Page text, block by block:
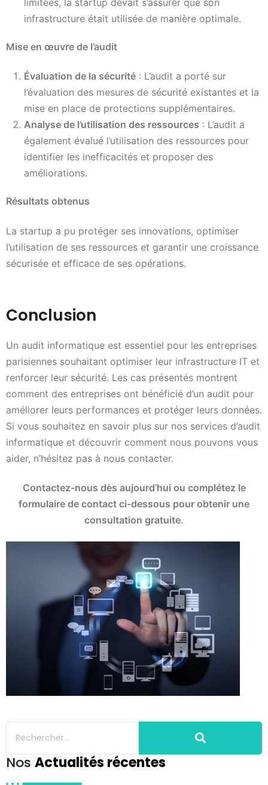
infrastructure était utilisée de manière optimale.
Mise en œuvre de l’audit
Évaluation de la sécurité : L’audit a porté sur
l’évaluation des mesures de sécurité existantes et la
mise en place de protections supplémentaires.
Analyse de l’utilisation des ressources : L’audit a
également évalué l’utilisation des ressources pour
identifier les inefficacités et proposer des
améliorations.
Résultats obtenus
La startup a pu protéger ses innovations, optimiser
l’utilisation de ses ressources et garantir une croissance
sécurisée et efficace de ses opérations.
Conclusion
Un audit informatique est essentiel pour les entreprises
parisiennes souhaitant optimiser leur infrastructure IT et
renforcer leur sécurité. Les cas présentés montrent
comment des entreprises ont bénéficié d’un audit pour
améliorer leurs performances et protéger leurs données.
Si vous souhaitez en savoir plus sur nos services d’audit
informatique et découvrir comment nous pouvons vous
aider, n’hésitez pas à nous contacter.
Contactez-nous dès aujourd’hui ou complétez le
formulaire de contact ci-dessous pour obtenir une
consultation gratuite.
Nos Actualités récentes